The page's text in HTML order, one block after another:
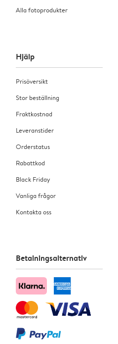
Alla fotoprodukter
Hjälp
Prisöversikt
Stor beställning
Fraktkostnad
Leveranstider
Orderstatus
Rabattkod
Black Friday
Vanliga frågor
Kontakta oss
Betalningsalternativ